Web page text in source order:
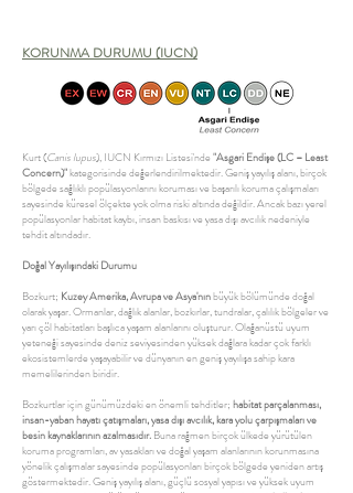
KORUNMA DURUMU (IUCN)
Kurt (Canis lupus), IUCN Kırmızı Listesi'nde "Asgari Endişe (LC – Least
Concern)"kategorisinde değerlendirilmektedir. Geniş yayılış alanı, birçok
bölgede sağlıklı popülasyonlarını koruması ve başarılı koruma çalışmaları
sayesinde küresel ölçekte yok olma riski altında değildir. Ancak bazı yerel
popülasyonlar habitat kaybı, insan baskısı ve yasa dışı avcılık nedeniyle
tehdit altındadır.
Doğal Yayılışındaki Durumu
Bozkurt; Kuzey Amerika, Avrupa ve Asya'nınbüyük bölümünde doğal
olarak yaşar. Ormanlar, dağlık alanlar, bozkırlar, tundralar, çalılık bölgeler ve
yarı çöl habitatları başlıca yaşam alanlarını oluşturur. Olağanüstü uyum
yeteneği sayesinde deniz seviyesinden yüksek dağlara kadar çok farklı
ekosistemlerde yaşayabilir ve dünyanın en geniş yayılışa sahip kara
memelilerinden biridir.
Bozkurtlar için günümüzdeki en önemli tehditler; habitat parçalanması,
insan-yaban hayatı çatışmaları, yasa dışı avcılık, kara yolu çarpışmaları ve
besin kaynaklarının azalmasıdır. Buna rağmen birçok ülkede yürütülen
koruma programları, av yasakları ve doğal yaşam alanlarının korunmasına
yönelik çalışmalar sayesinde popülasyonları birçok bölgede yeniden artış
göstermektedir. Geniş yayılış alanı, güçlü sosyal yapısı ve yüksek uyum